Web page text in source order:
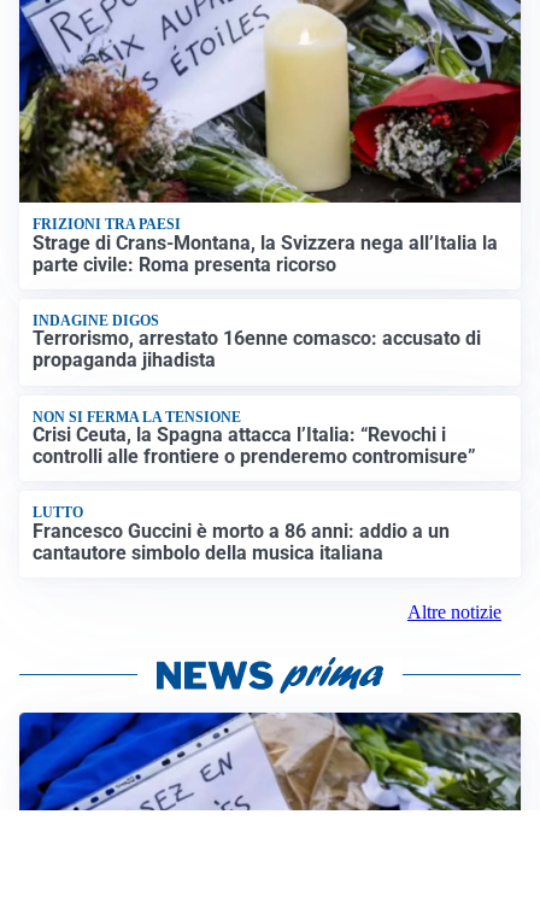
FRIZIONI TRA PAESI
Strage di Crans-Montana, la Svizzera nega all’Italia la
parte civile: Roma presenta ricorso
INDAGINE DIGOS
Terrorismo, arrestato 16enne comasco: accusato di
propaganda jihadista
NON SI FERMA LA TENSIONE
Crisi Ceuta, la Spagna attacca l’Italia: “Revochi i
controlli alle frontiere o prenderemo contromisure”
LUTTO
Francesco Guccini è morto a 86 anni: addio a un
cantautore simbolo della musica italiana
Altre notizie